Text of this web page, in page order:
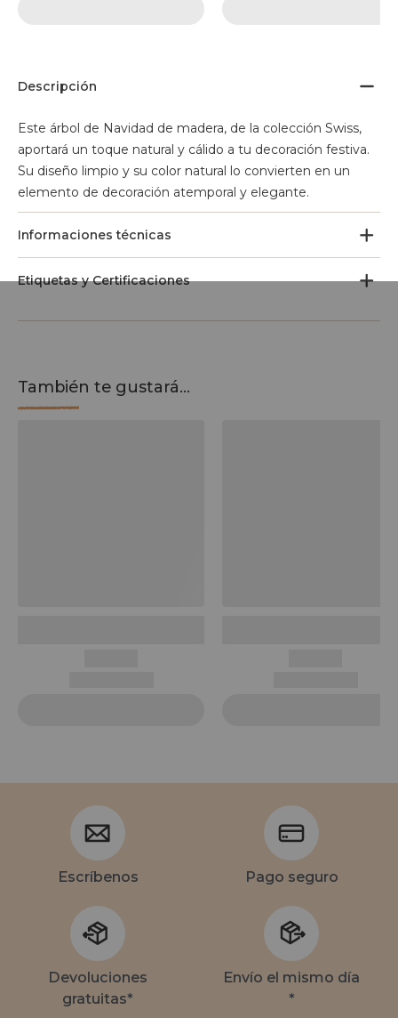
Descripción
Este árbol de Navidad de madera, de la colección Swiss,
aportará un toque natural y cálido a tu decoración festiva.
Su diseño limpio y su color natural lo convierten en un
elemento de decoración atemporal y elegante.
Informaciones técnicas
Etiquetas y Certificaciones
También te gustará...
Escríbenos Pago seguro
Devoluciones
gratuitas*
Envío el mismo día
*